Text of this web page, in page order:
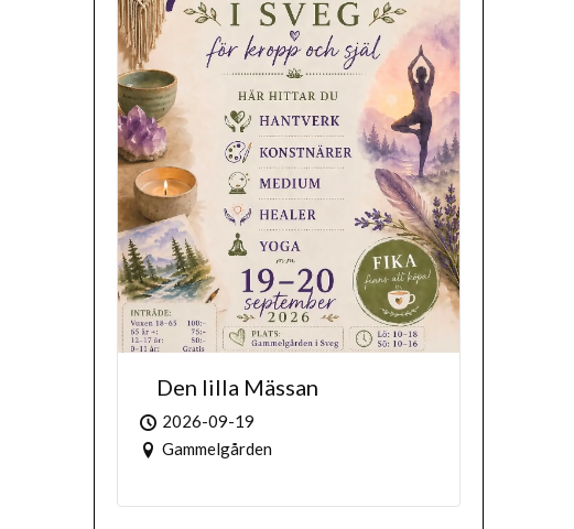
Den lilla Mässan
2026-09-19
Gammelgården